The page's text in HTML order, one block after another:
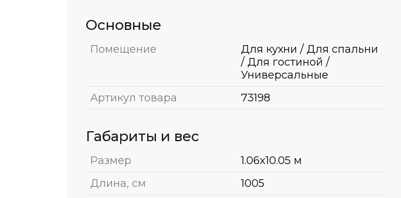
Основные
Помещение
Для кухни / Для спальни
/ Для гостиной /
Универсальные
Артикул товара
73198
Габариты и вес
Размер
1.06x10.05 м
Длина, см
1005